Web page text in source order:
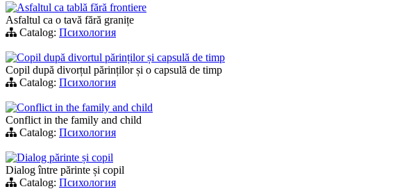
Asfaltul ca tablă fără frontiere
Asfaltul ca o tavă fără granițe
Catalog: Психология
Copil după divortul părinților și capsulă de timp
Copil după divorțul părinților și o capsulă de timp
Catalog: Психология
Conflict in the family and child
Conflict in the family and child
Catalog: Психология
Dialog părinte și copil
Dialog între părinte și copil
Catalog: Психология